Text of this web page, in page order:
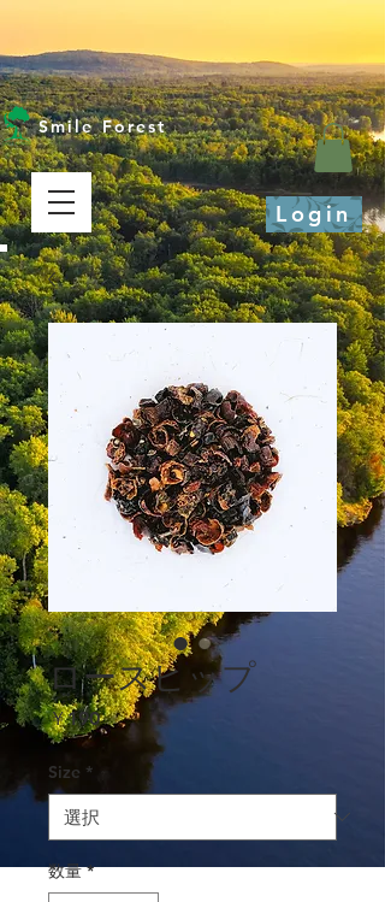
Smile Forest
Login
ロースヒップ
￥190価
格
Size *
数量 *